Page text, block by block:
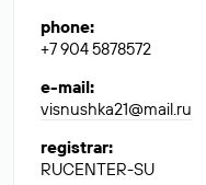
phone:
+7 904 5878572
e-mail:
visnushka21@mail.ru
registrar:
RUCENTER-SU